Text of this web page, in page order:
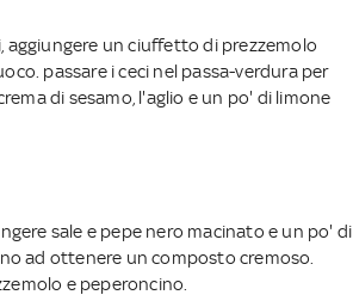
aggiungere un ciuffetto di prezzemolo
passare i ceci nel passa-verdura per
di sesamo, l'aglio e un po' di limone
sale e pepe nero macinato e un po' di
ad ottenere un composto cremoso.
e peperoncino.